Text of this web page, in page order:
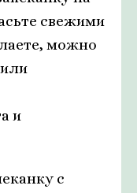
свежими
можно
и
с